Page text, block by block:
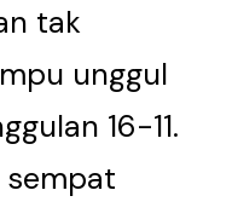
tak
unggul
16-11.
sempat